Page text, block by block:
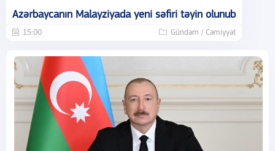
Azərbaycanın Malayziyada yeni səfiri təyin olunub
15:00 Gündəm / Cəmiyyət